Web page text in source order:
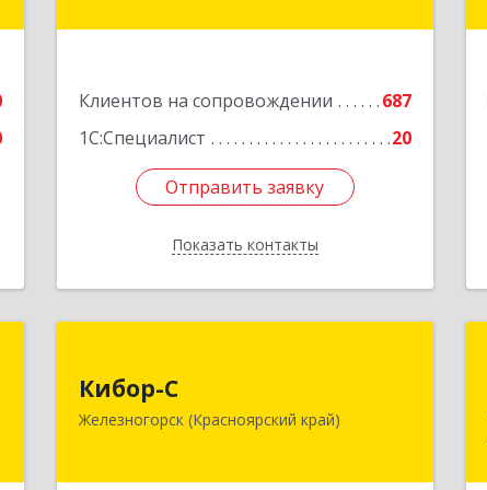
Клиентов на сопровождении
687
1С:Специалист
20
Отправить заявку
Показать контакты
Отправить заявку
Назад
Кибор-С
Железногорск (Красноярский край)
Железногорск г, Белорусская ул, дом